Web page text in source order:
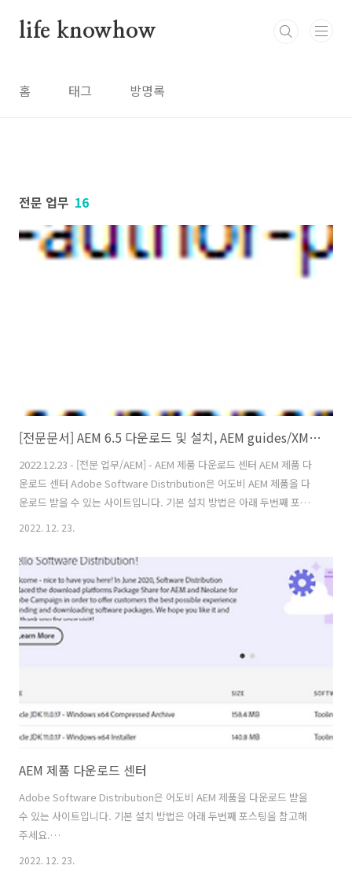
life knowhow
홈 태그 방명록
전문 업무 16
[전문문서] AEM 6.5 다운로드 및 설치, AEM guides/XML Editor Add on 개요
2022.12.23 - [전문 업무/AEM] - AEM 제품 다운로드 센터 AEM 제품 다
운로드 센터 Adobe Software Distribution은 어도비 AEM 제품을 다
운로드 받을 수 있는 사이트입니다. 기본 설치 방법은 아래 두번째 포스
팅을 참고해 주세요.
distribution/en/g jban.co.kr 1) 내 PC - AEM 6.5 폴더 생성 2) 다운로
드 받은 'cq-quickstart-6.5.0.jar' 파일을 AEM 6.5 폴더로 이동 후 파일
명 변경. 라이센스 파일도 함께 넣어줌(기존 설치 포스팅 참조) → AEM
6.5 폴더에는 jar 파일과 라이센스 파일 2개만 있음 이후 ..
2022. 12. 23.
AEM 제품 다운로드 센터
Adobe Software Distribution은 어도비 AEM 제품을 다운로드 받을
수 있는 사이트입니다. 기본 설치 방법은 아래 두번째 포스팅을 참고해
주세요.
https://experience.adobe.com/#/downloads/content/software-
2022. 12. 23.